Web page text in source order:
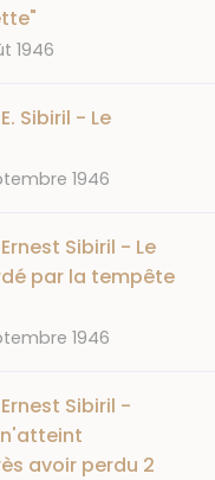
1946
Sibiril - Le
1946
Sibiril - Le
par la tempête
1946
Sibiril -
n'atteint
avoir perdu 2